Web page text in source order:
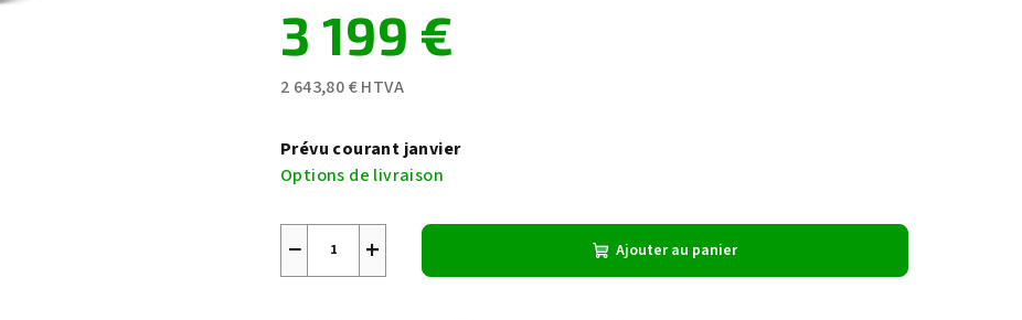
sur
5
3 199 €
2 643,80 € HTVA
de
la
mesure:
Prévu courant janvier
Options de livraison
+
− Ajouter au panier